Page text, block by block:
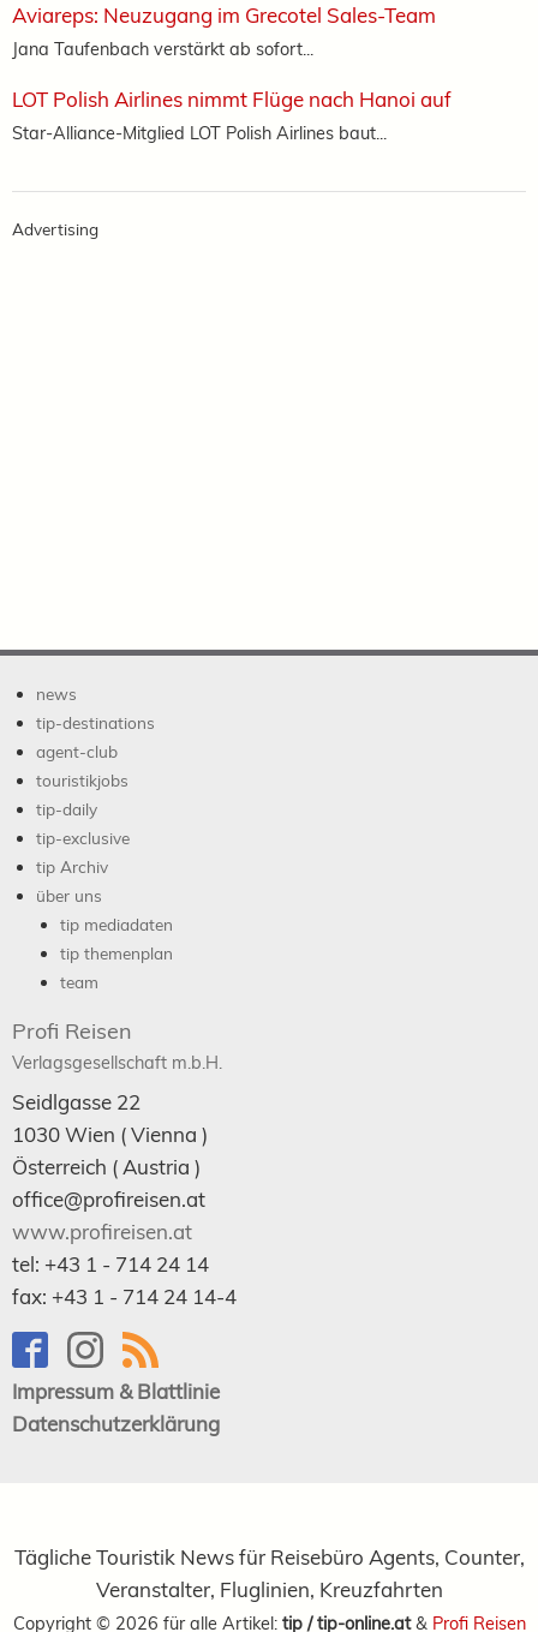
Aviareps: Neuzugang im Grecotel Sales-Team
Jana Taufenbach verstärkt ab sofort...
LOT Polish Airlines nimmt Flüge nach Hanoi auf
Star-Alliance-Mitglied LOT Polish Airlines baut...
Advertising
news
tip-destinations
agent-club
touristikjobs
tip-daily
tip-exclusive
tip Archiv
über uns
tip mediadaten
tip themenplan
team
Profi Reisen
Verlagsgesellschaft m.b.H.
Seidlgasse 22
1030Wien ( Vienna )
Österreich ( Austria )
office@profireisen.at
www.profireisen.at
tel: +43 1 - 714 24 14
fax: +43 1 - 714 24 14-4
Impressum & Blattlinie
Datenschutzerklärung
Tägliche Touristik News für Reisebüro Agents, Counter,
Veranstalter, Fluglinien, Kreuzfahrten
Copyright © 2026 für alle Artikel: tip / tip-online.at& Profi Reisen